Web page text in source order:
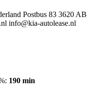
Postbus 83 3620 AB
info@kia-autolease.nl
190 min